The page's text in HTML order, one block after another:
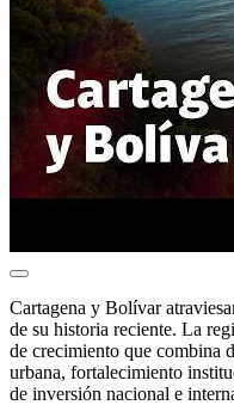
Cartagena y Bolívar
de su historia reciente. La
de crecimiento que combina
urbana, fortalecimiento
de inversión nacional e